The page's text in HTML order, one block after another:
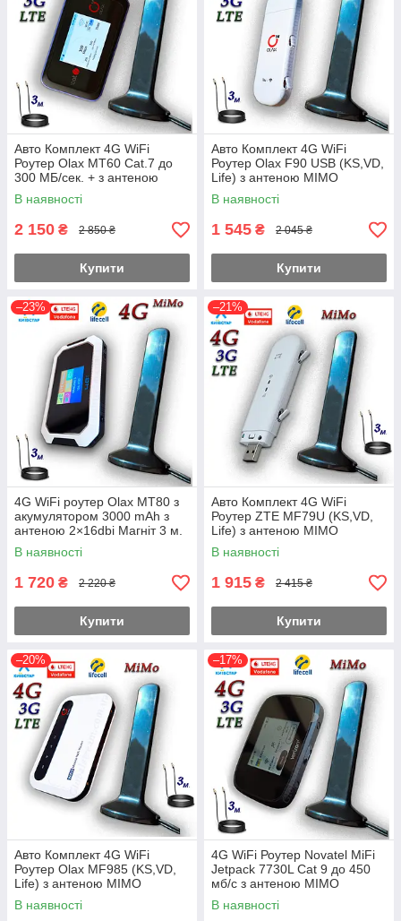
Авто Комплект 4G WiFi
Роутер Olax MT60 Cat.7 до
300 МБ/сек. + з антеною
MIMO 2×16dbi Магніт 3 м.
(4000mAh) (KS,VD, Life)
В наявності
2 150 ₴ 2 850 ₴
Купити
Авто Комплект 4G WiFi
Роутер Olax F90 USB (KS,VD,
Life) з антеною MIMO
2×16dbi Магніт 3 м.
В наявності
1 545 ₴ 2 045 ₴
Купити
–23%
4G WiFi роутер Olax MT80 з
акумулятором 3000 mAh з
антеною 2×16dbi Магніт 3 м.
MiMo Укр.
В наявності
1 720 ₴ 2 220 ₴
Купити
–21%
Авто Комплект 4G WiFi
Роутер ZTE MF79U (KS,VD,
Life) з антеною MIMO
2×16dbi Магніт 3 м.
В наявності
1 915 ₴ 2 415 ₴
Купити
–20%
Авто Комплект 4G WiFi
Роутер Olax MF985 (KS,VD,
Life) з антеною MIMO
2×16dbi Магніт 3 м.
В наявності
–17%
4G WiFi Роутер Novatel MiFi
Jetpack 7730L Cat 9 до 450
мб/с з антеною MIMO
2×16dbi Магніт 3 м. 4400mAh
Укр.
В наявності